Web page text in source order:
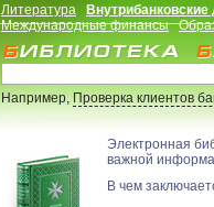
Литература
Международные финансы
Например,Проверка клиентов
Электронная
важной
В чем